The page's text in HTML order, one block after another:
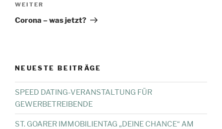
Nächster
Beitrag
WEITER
Corona – was jetzt?
NEUESTE BEITRÄGE
SPEED DATING-VERANSTALTUNG FÜR
GEWERBETREIBENDE
ST. GOARER IMMOBILIENTAG „DEINE CHANCE“ AM